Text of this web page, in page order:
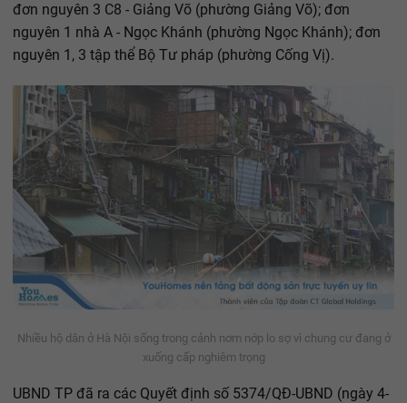
đơn nguyên 3 C8 - Giảng Võ (phường Giảng Võ); đơn
nguyên 1 nhà A - Ngọc Khánh (phường Ngọc Khánh); đơn
nguyên 1, 3 tập thể Bộ Tư pháp (phường Cống Vị).
Nhiều hộ dân ở Hà Nội sống trong cảnh nơm nớp lo sợ vì chung cư đang ở
xuống cấp nghiêm trọng
UBND TP đã ra các Quyết định số 5374/QĐ-UBND (ngày 4-